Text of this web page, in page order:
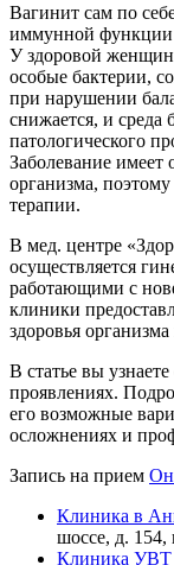
Вагинит сам по
иммунной функции
У здоровой
особые бактерии,
при нарушении
снижается, и среда
патологического
Заболевание имеет
организма,
терапии.
В мед. центре
осуществляется
работающими с
клиники
здоровья
В статье вы
проявлениях.
его возможные
осложнениях и
Запись на прием
Клиника в
шоссе, д. 154,
Клиника